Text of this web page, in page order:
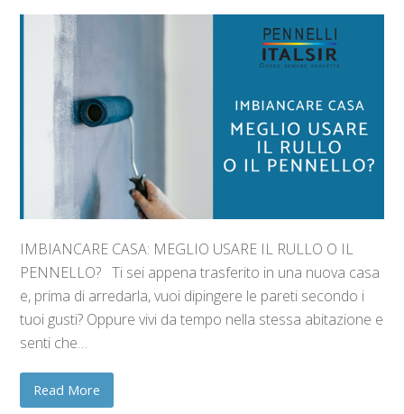
IMBIANCARE CASA: MEGLIO USARE IL RULLO O IL
PENNELLO? Ti sei appena trasferito in una nuova casa
e, prima di arredarla, vuoi dipingere le pareti secondo i
tuoi gusti? Oppure vivi da tempo nella stessa abitazione e
senti che…
Read More